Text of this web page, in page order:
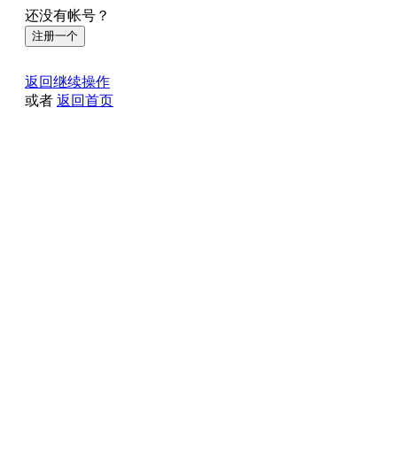
还没有帐号？
注册一个
返回继续操作
或者 返回首页